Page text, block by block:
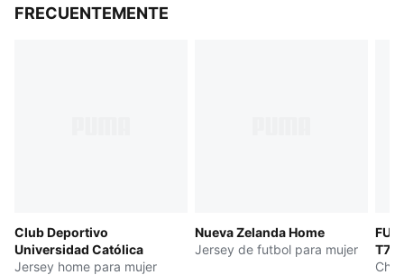
FRECUENTEMENTE
Club Deportivo
Universidad Católica
Jersey home para mujer
Nueva Zelanda Home
Jersey de futbol para mujer
T7